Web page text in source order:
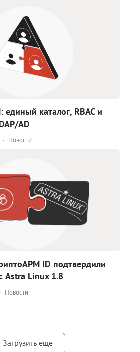
каталог, RBAC и
AD
· Новости
ID подтвердили
Astra Linux 1.8
· Новости
Загрузить еще